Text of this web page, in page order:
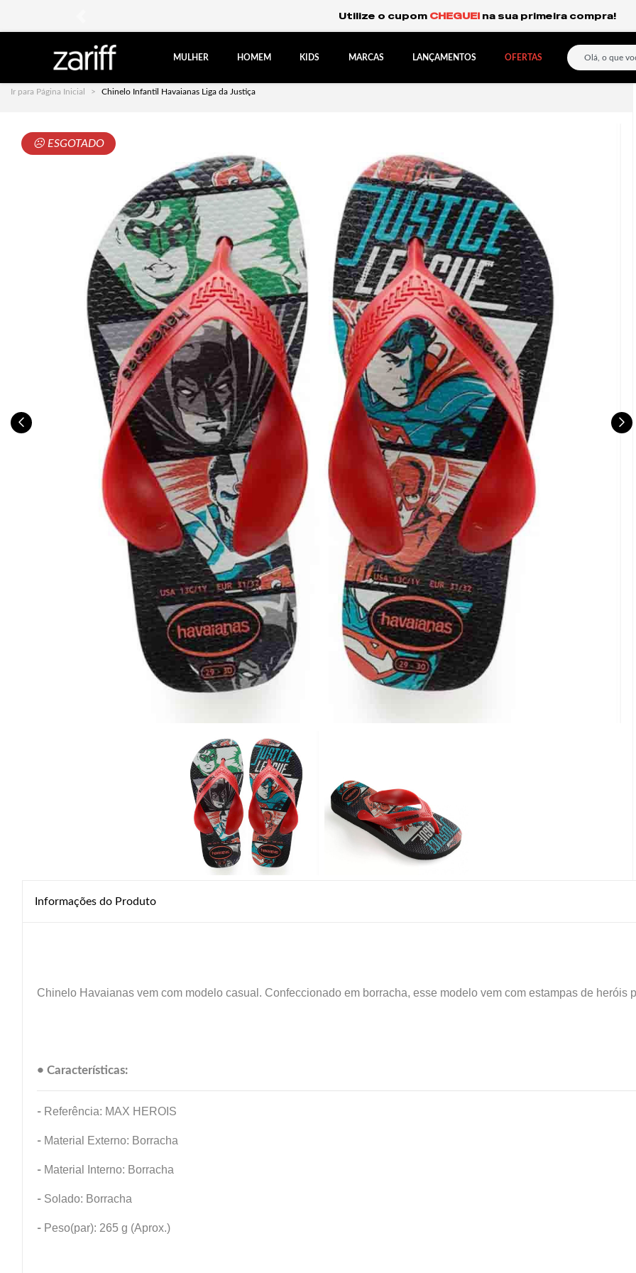
Frete Grátis Expresso para o Sul e São Paulo.
MULHER HOMEM KIDS MARCAS LANÇAMENTOS OFERTAS
Ir para Página Inicial Chinelo Infantil Havaianas Liga da Justiça
☹ ESGOTADO
Informações do Produto
Chinelo Havaianas vem com modelo casual. Confeccionado em borracha, esse modelo vem com estampas de heróis
• Características:
- Referência: MAX HEROIS
- Material Externo: Borracha
- Material Interno: Borracha
- Solado: Borracha
- Peso(par): 265 g (Aprox.)